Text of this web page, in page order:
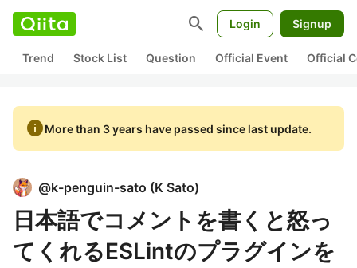
search Login Signup
Trend Stock List Question Official Event Official
infoMore than 3 years have passed since last update.
@k-penguin-sato (K Sato)
日本語でコメントを書くと怒っ
てくれるESLintのプラグインを